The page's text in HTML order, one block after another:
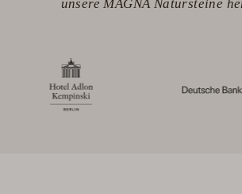
unsere MAGNA Natursteine